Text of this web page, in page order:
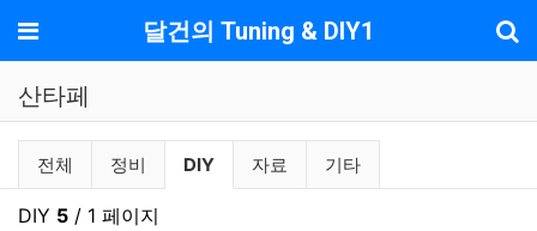
메뉴 달건의 Tuning & DIY1
산타페
산타페 분류 목록
전체 정비 현재 분류
DIY 자료 기타
DIY 5 / 1 페이지